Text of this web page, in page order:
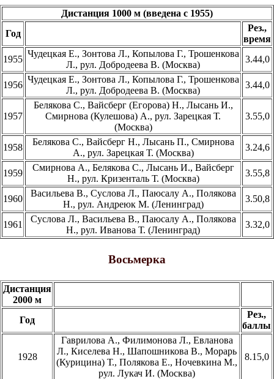
Дистанция 1000 м (введена с 1955)
Год
Рез.,
время
1955
Чудецкая Е., Зонтова Л., Копылова Г., Трошенкова
Л., рул. Добродеева В. (Москва)
3.44,0
1956
Чудецкая Е., Зонтова Л., Копылова Г., Трошенкова
Л., рул. Добродеева В. (Москва)
3.44,0
1957
Белякова С., Вайсберг (Егорова) Н., Лысань И.,
Смирнова (Кулешова) А., рул. Зарецкая Т.
(Москва)
3.55,0
1958
Белякова С., Вайсберг Н., Лысань П., Смирнова
А., рул. Зарецкая Т. (Москва)
3.24,6
1959
Смирнова А., Белякова С., Лысань И., Вайсберг
Н., рул. Кризенталь Т. (Москва)
3.55,8
1960
Васильева В., Суслова Л., Паюсалу А., Полякова
Н., рул. Андреюк М. (Ленинград)
3.50,8
1961
Суслова Л., Васильева В., Паюсалу A., Полякова
Н., рул. Иванова Т. (Ленинград)
3.32,0
Восьмерка
Дистанция
2000 м
Год
Рез.,
баллы
1928
Гаврилова А., Филимонова Л., Евланова
Л., Киселева Н., Шапошникова B., Морарь
(Курицина) Т., Полякова Е., Ночевкина М.,
рул. Лукач И. (Москва)
8.15,0